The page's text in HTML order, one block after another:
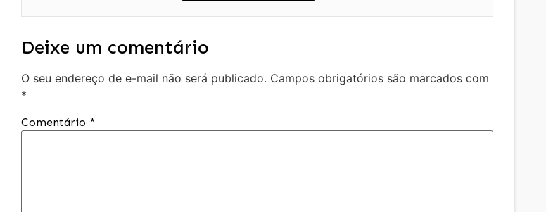
Deixe um comentário
O seu endereço de e-mail não será publicado. Campos obrigatórios são marcados com
*
Comentário *